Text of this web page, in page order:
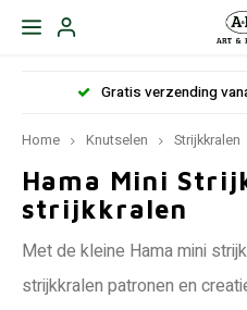
Gratis verzending
Home Knutselen Strijkkralen
Hama Mini
strijkkralen
Met de kleine Hama mini
strijkkralen patronen en